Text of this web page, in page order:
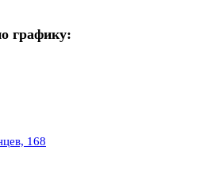
графику:
168